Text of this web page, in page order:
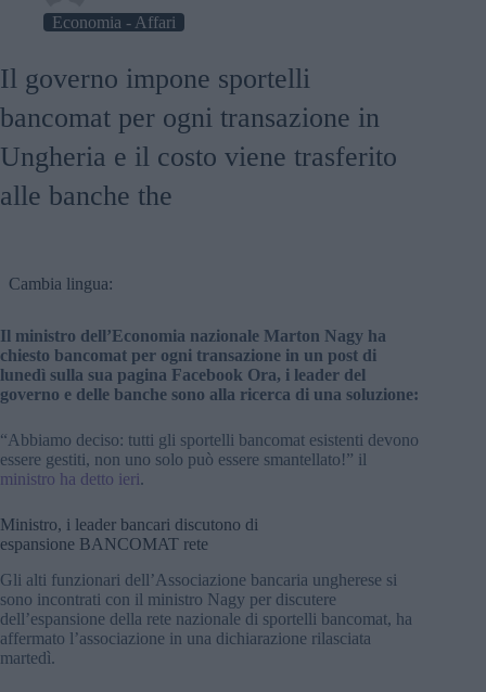
Economia - Affari
Il governo impone sportelli
bancomat per ogni transazione in
Ungheria e il costo viene trasferito
alle banche the
Cambia lingua:
Il ministro dell’Economia nazionale Marton Nagy ha
chiesto bancomat per ogni transazione in un post di
lunedì sulla sua pagina Facebook Ora, i leader del
governo e delle banche sono alla ricerca di una soluzione:
“Abbiamo deciso: tutti gli sportelli bancomat esistenti devono
essere gestiti, non uno solo può essere smantellato!” il
ministro ha detto ieri.
Ministro, i leader bancari discutono di
espansione BANCOMAT rete
Gli alti funzionari dell’Associazione bancaria ungherese si
sono incontrati con il ministro Nagy per discutere
dell’espansione della rete nazionale di sportelli bancomat, ha
affermato l’associazione in una dichiarazione rilasciata
martedì.